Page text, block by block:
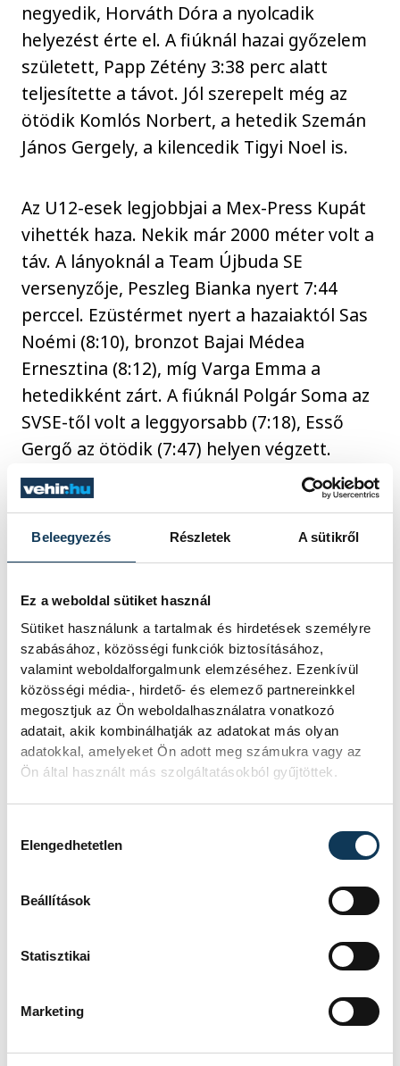
Beleegyezés Részletek A sütikről
Ez a weboldal sütiket használ
Sütiket használunk a tartalmak és hirdetések személyre
szabásához, közösségi funkciók biztosításához,
valamint weboldalforgalmunk elemzéséhez. Ezenkívül
közösségi média-, hirdető- és elemező partnereinkkel
megosztjuk az Ön weboldalhasználatra vonatkozó
adatait, akik kombinálhatják az adatokat más olyan
adatokkal, amelyeket Ön adott meg számukra vagy az
Ön által használt más szolgáltatásokból gyűjtöttek.
Elengedhetetlen
Beállítások
Statisztikai
Marketing
negyedik, Horváth Dóra a nyolcadik
helyezést érte el. A fiúknál hazai győzelem
született, Papp Zétény 3:38 perc alatt
teljesítette a távot. Jól szerepelt még az
ötödik Komlós Norbert, a hetedik Szemán
János Gergely, a kilencedik Tigyi Noel is.
Az U12-esek legjobbjai a Mex-Press Kupát
vihették haza. Nekik már 2000 méter volt a
táv. A lányoknál a Team Újbuda SE
versenyzője, Peszleg Bianka nyert 7:44
perccel. Ezüstérmet nyert a hazaiaktól Sas
Noémi (8:10), bronzot Bajai Médea
Ernesztina (8:12), míg Varga Emma a
hetedikként zárt. A fiúknál Polgár Soma az
SVSE-től volt a leggyorsabb (7:18), Esső
Gergő az ötödik (7:47) helyen végzett.
Eredmények
Női
Felnőtt: 1. Böhm Lilla (BHSE) 16:14, 20.
Engi Lilien (VEDAC) 19:07, 22. Szemán Kitti
(VEDAC) 19:15.
U20: 1. Máramarosi Rita (Tempó-Aqua)
16:40, 11. Engi Lilien (VEDAC) 19:07.
U18: 1. Derdák Sára (SVSE) 14:19.
U16: 1. Fekete Sára (Győri Atlétikai Club)
10:03.
: 1. Beke Adrienn (Miskolci Sportiskola)
7:00, 3. Varga Szonja (VEDAC) 7:11, 7.
Szemán Dorka (VEDAC) 7:21, 21. Kecskés
Zoé (VEDAC) 8:04, 35. Szabó Hanga (VEDAC)
: 2. Peszleg Bianka (Team Újbuda SE)
7:44, 2. Sas Noémi (VEDAC) 8:10, 3. Bajai
Médea Ernesztina (VEDAC) 8:12, 7. Varga